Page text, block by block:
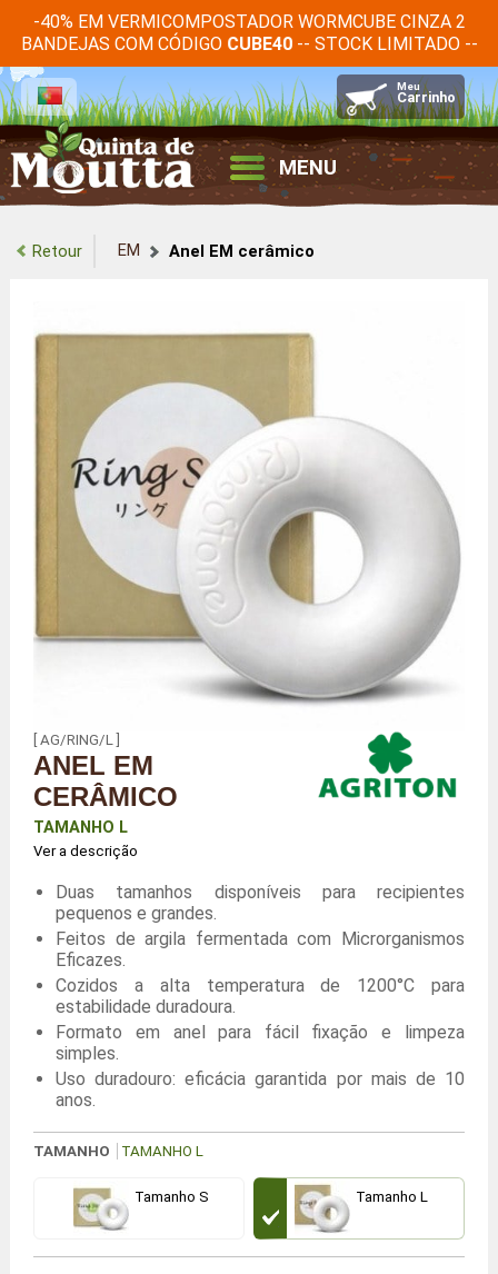
-40% EM VERMICOMPOSTADOR WORMCUBE CINZA 2
BANDEJAS COM CÓDIGO CUBE40-- STOCK LIMITADO --
MENU
Retour EM Anel EM cerâmico
[ AG/RING/L ]
ANEL EM
CERÂMICO
TAMANHO L
Ver a descrição
Duas tamanhos disponíveis para recipientes
pequenos e grandes.
Feitos de argila fermentada com Microrganismos
Eficazes.
Cozidos a alta temperatura de 1200°C para
estabilidade duradoura.
Formato em anel para fácil fixação e limpeza
simples.
Uso duradouro: eficácia garantida por mais de 10
anos.
TAMANHO TAMANHO L
Tamanho S Tamanho L